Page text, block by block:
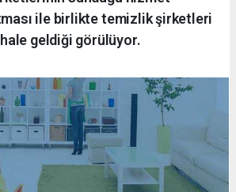
ile birlikte temizlik şirketleri
geldiği görülüyor.